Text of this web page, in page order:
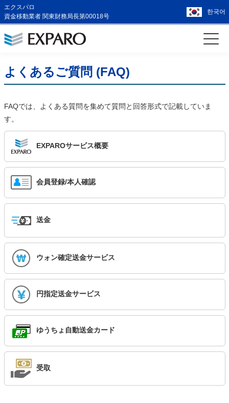
エクスパロ
資金移動業者 関東財務局長第00018号
한국어
よくあるご質問 (FAQ)
FAQでは、よくある質問を集めて質問と回答形式で記載していま
す。
EXPAROサービス概要
会員登録/本人確認
送金
ウォン確定送金サービス
円指定送金サービス
ゆうちょ自動送金カード
受取